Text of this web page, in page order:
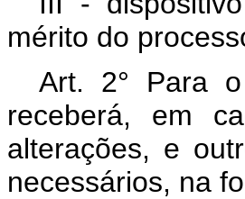
mérito do
Art. 2° Para
receberá, em
alterações, e
necessários, na